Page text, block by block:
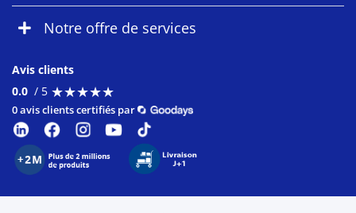
Notre offre de services
Avis clients
0.0 / 5 ★★★★★
★★★★★
0 avis clients certifiés par